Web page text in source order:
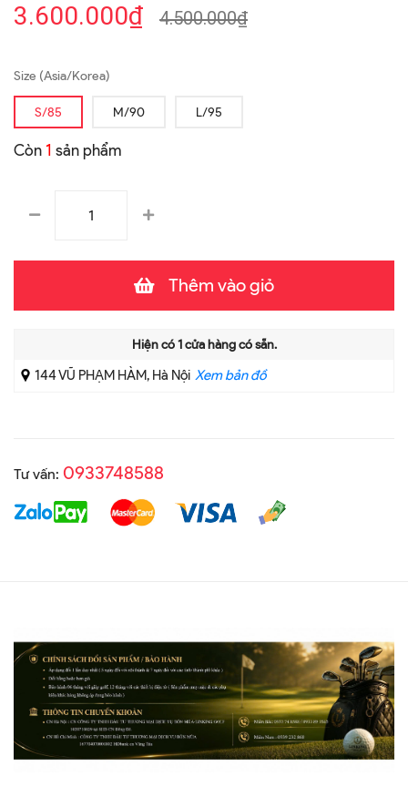
3.600.000₫ 4.500.000₫
Size (Asia/Korea)
S/85 M/90 L/95
Còn 1 sản phẩm
Thêm vào giỏ
Hiện có1cửa hàng có sẵn.
144 VŨ PHẠM HÀM, Hà Nội Xem bản đồ
Tư vấn: 0933748588